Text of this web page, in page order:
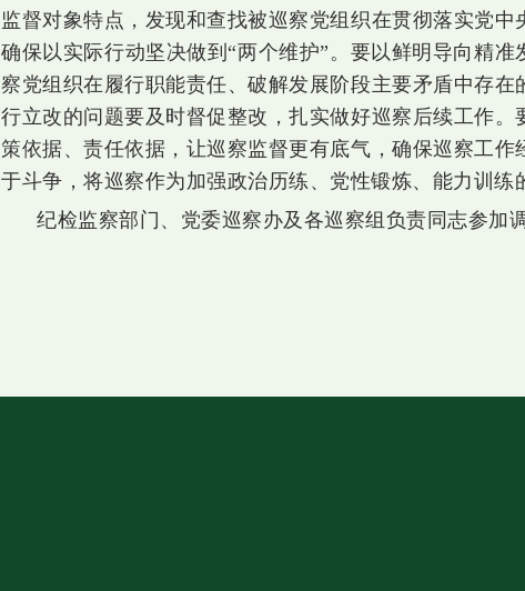
监督对象特点，发现和查找被巡察党组织在贯彻落实党
确保以实际行动坚决做到“两个维护”。要以鲜明导向精
察党组织在履行职能责任、破解发展阶段主要矛盾中存
行立改的问题要及时督促整改，扎实做好巡察后续工作
策依据、责任依据，让巡察监督更有底气，确保巡察工
于斗争，将巡察作为加强政治历练、党性锻炼、能力训练
纪检监察部门、党委巡察办及各巡察组负责同志参加调